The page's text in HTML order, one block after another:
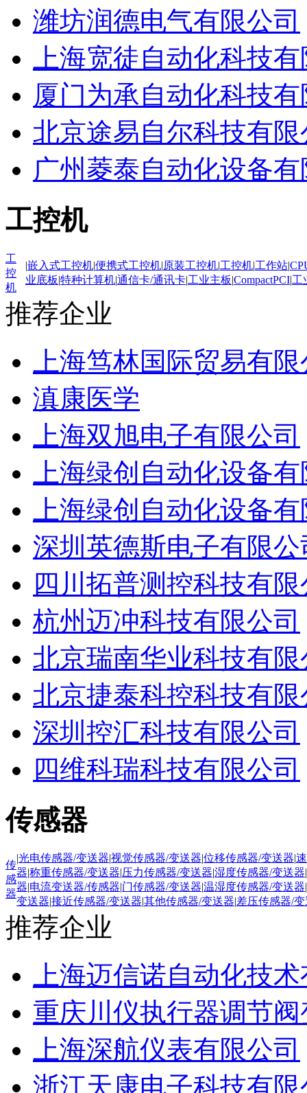
潍坊润德电气有限公司
上海宽徒自动化科技
厦门为承自动化科技
北京途易自尔科技有限
广州菱泰自动化设备
工控机
工
控
机
|嵌入式工控机|便携式工控机|原装工控机|工控机|工作站|
业底板|特种计算机|通信卡/通讯卡|工业主板|CompactPCI|工
推荐企业
上海笃林国际贸易有
滇康医学
上海双旭电子有限公司
上海绿创自动化设备
上海绿创自动化设备
深圳英德斯电子有限公
四川拓普测控科技有
杭州迈冲科技有限公司
北京瑞南华业科技有限
北京捷泰科控科技有限
深圳控汇科技有限公司
四维科瑞科技有限公司
传感器
传
感
器
|光电传感器/变送器|视觉传感器/变送器|位移传感器/变送器|
器|称重传感器/变送器|压力传感器/变送器|湿度传感器/变送器|
器|电流变送器/传感器|门传感器/变送器|温湿度传感器/变送器|
变送器|接近传感器/变送器|其他传感器/变送器|差压传感器/
推荐企业
上海迈信诺自动化技
重庆川仪执行器调节
上海深航仪表有限公司
浙江天康电子科技有限